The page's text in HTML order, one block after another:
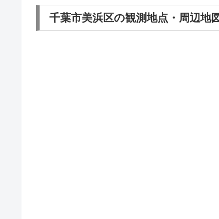
千葉市美浜区の観測地点・周辺地